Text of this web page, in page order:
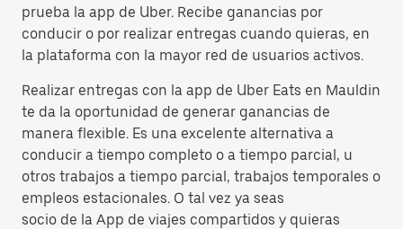
prueba la app de Uber. Recibe ganancias por
conducir o por realizar entregas cuando quieras, en
la plataforma con la mayor red de usuarios activos.
Realizar entregas con la app de Uber Eats en Mauldin
te da la oportunidad de generar ganancias de
manera flexible. Es una excelente alternativa a
conducir a tiempo completo o a tiempo parcial, u
otros trabajos a tiempo parcial, trabajos temporales o
empleos estacionales. O tal vez ya seas
socio de la App de viajes compartidos y quieras